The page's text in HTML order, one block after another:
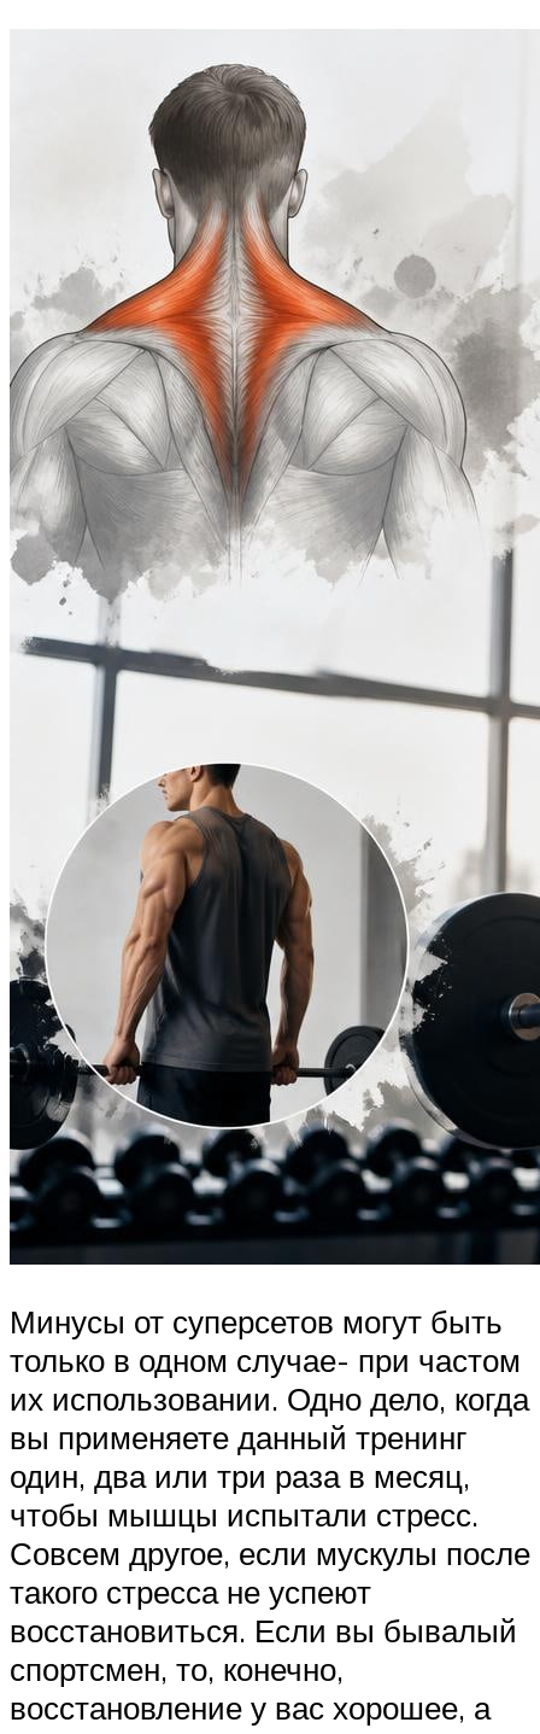
Минусы от суперсетов могут быть
только в одном случае- при частом
их использовании. Одно дело, когда
вы применяете данный тренинг
один, два или три раза в месяц,
чтобы мышцы испытали стресс.
Совсем другое, если мускулы после
такого стресса не успеют
восстановиться. Если вы бывалый
спортсмен, то, конечно,
восстановление у вас хорошее, а